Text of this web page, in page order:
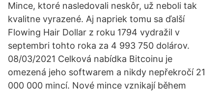
Mince, ktoré nasledovali neskôr, už neboli tak
kvalitne vyrazené. Aj napriek tomu sa ďalší
Flowing Hair Dollar z roku 1794 vydražil v
septembri tohto roka za 4 993 750 dolárov.
08/03/2021 Celková nabídka Bitcoinu je
omezená jeho softwarem a nikdy nepřekročí 21
000 000 mincí. Nové mince vznikají během